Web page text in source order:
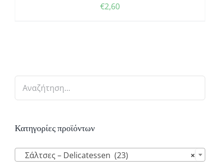
€2,60
Κατηγορίες προϊόντων
×
Σάλτσες – Delicatessen (23)